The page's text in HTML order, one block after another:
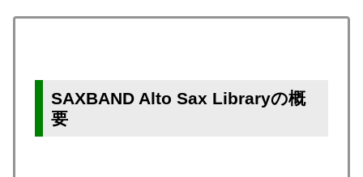
SAXBAND Alto Sax Libraryの概
要